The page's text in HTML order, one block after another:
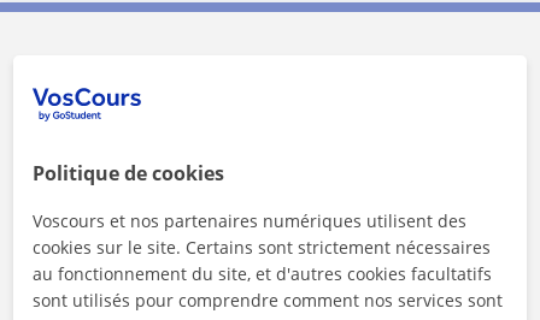
Politique de cookies
Voscours et nos partenaires numériques utilisent des
cookies sur le site. Certains sont strictement nécessaires
au fonctionnement du site, et d'autres cookies facultatifs
sont utilisés pour comprendre comment nos services sont